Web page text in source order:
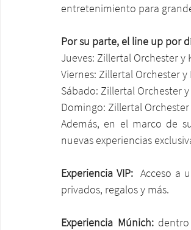
entretenimiento para
Por su parte, el line up por
Jueves: Zillertal Orchester y
Viernes: Zillertal Orchester y
Sábado: Zillertal Orchester
Domingo: Zillertal
Además, en el marco de
nuevas experiencias
Experiencia VIP: Acceso a
privados, regalos y más.
Experiencia Múnich: